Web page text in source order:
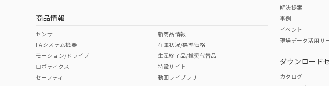
中国 RoHS表
Pb Hg Cr(VI)
商品情報
センサ
FAシステム機器
モーション/ドライブ
ロボティクス
セーフティ
新商品情報
在庫状況/標準価格
生産終了品/推奨代替品
特設サイト
動画ライブラリ
解決提案
事例
イベント
現場データ活用サ
ダウンロード
カタログ